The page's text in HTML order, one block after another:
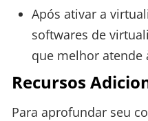
Após ativar a
softwares de
que melhor atende
Recursos
Para aprofundar seu